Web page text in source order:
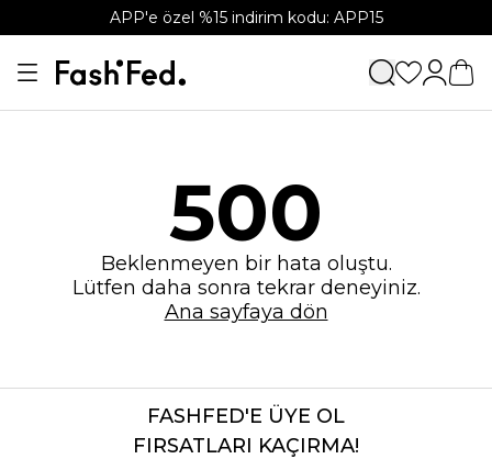
APP'e özel %15 indirim kodu: APP15
500
Beklenmeyen bir hata oluştu.
Lütfen daha sonra tekrar deneyiniz.
Ana sayfaya dön
FASHFED'E ÜYE OL
FIRSATLARI KAÇIRMA!